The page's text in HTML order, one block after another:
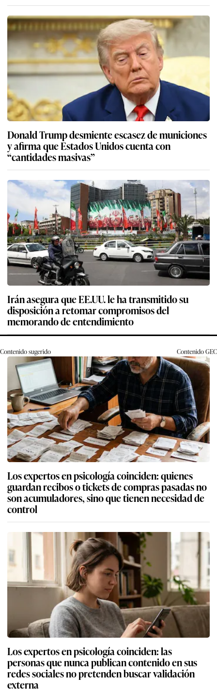
Donald Trump desmiente escasez de municiones
y afirma que Estados Unidos cuenta con
“cantidades masivas”
Irán asegura que EE.UU. le ha transmitido su
disposición a retomar compromisos del
memorando de entendimiento
Contenido sugerido ContenidoGEC
Los expertos en psicología coinciden: quienes
guardan recibos o tickets de compras pasadas no
son acumuladores, sino que tienen necesidad de
control
Los expertos en psicología coinciden: las
personas que nunca publican contenido en sus
redes sociales no pretenden buscar validación
externa